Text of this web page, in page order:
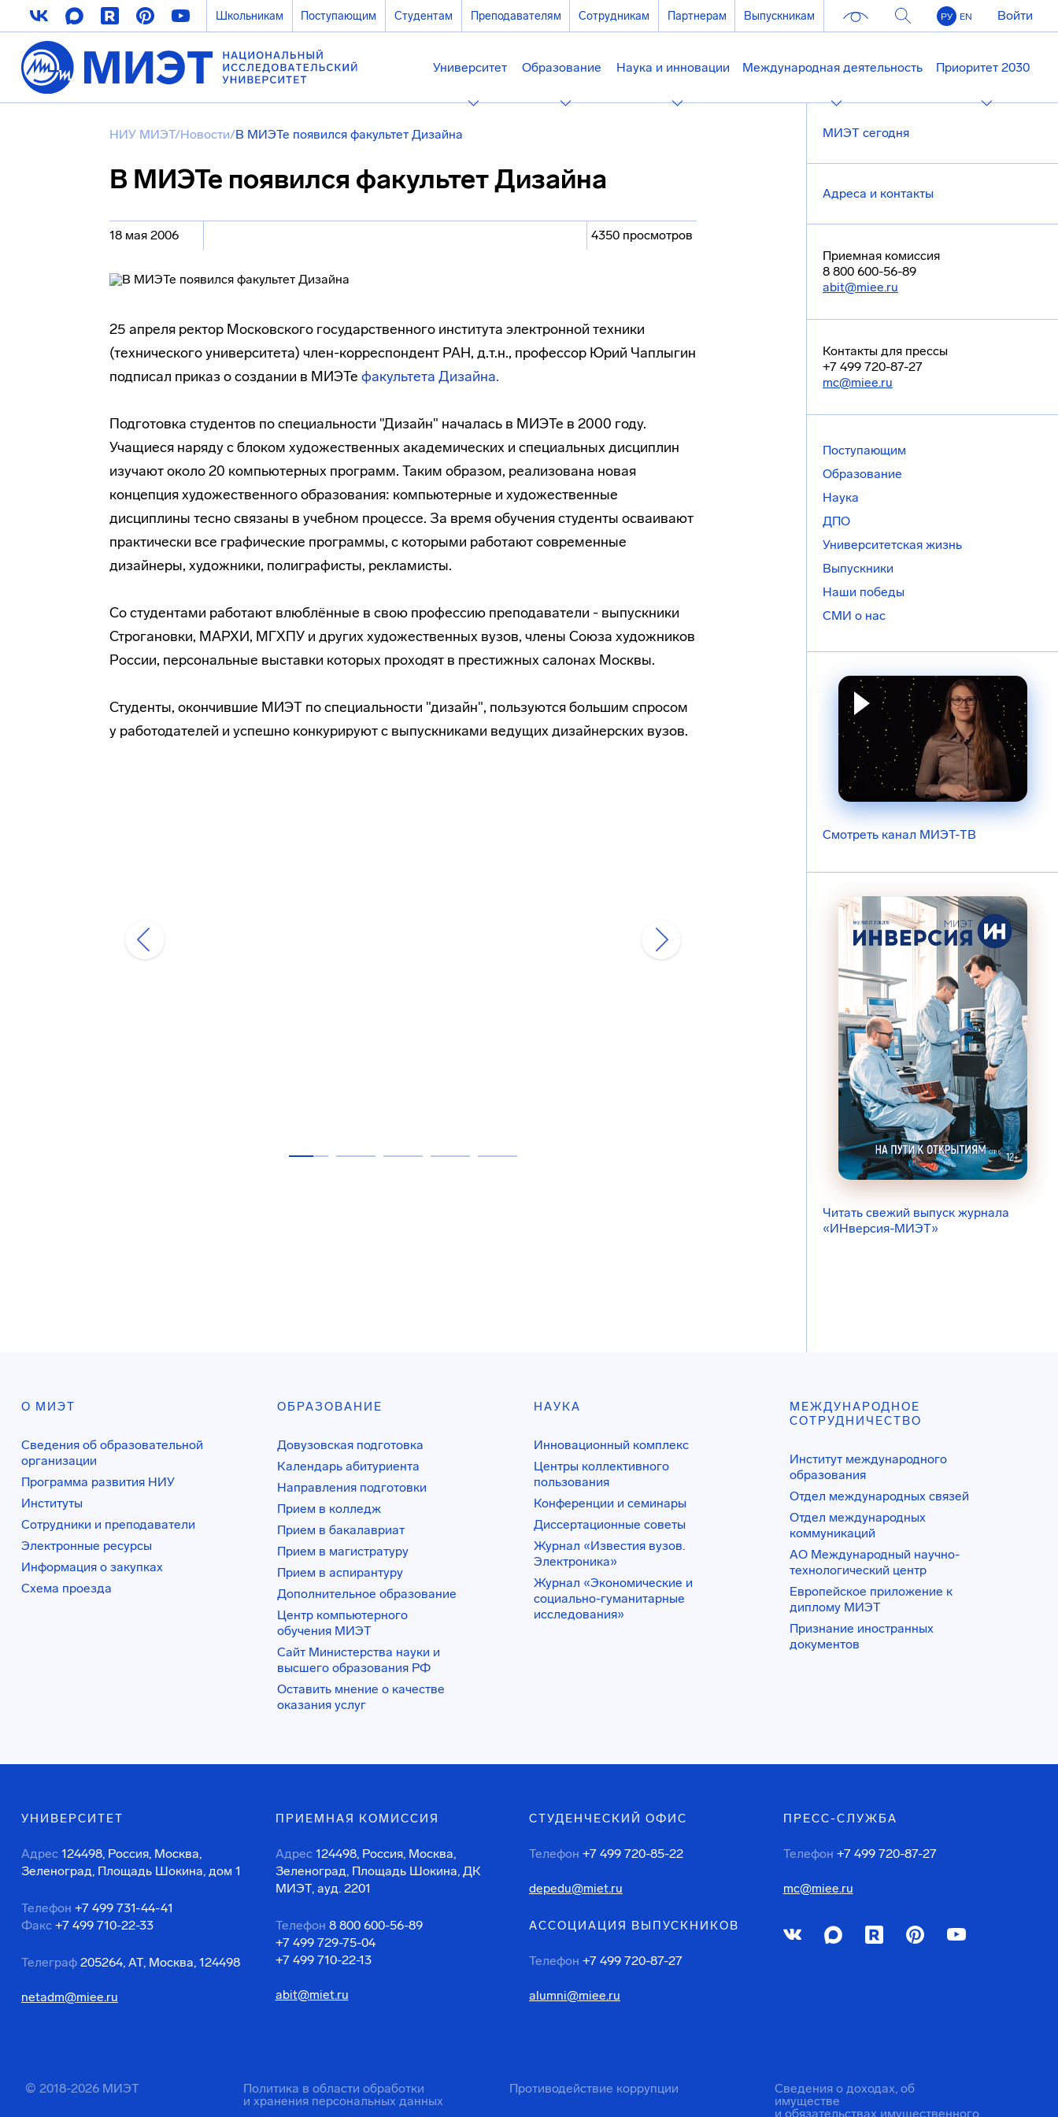
Школьникам Поступающим Студентам Преподавателям Сотрудникам Партнерам Выпускникам РУ EN Войти
Университет Образование Наука и инновации Международная деятельность Приоритет 2030
НИУ МИЭТ/Новости/В МИЭТе появился факультет Дизайна
В МИЭТе появился факультет Дизайна
18 мая 2006 4350 просмотров
25 апреля ректор Московского государственного института электронной техники
(технического университета) член-корреспондент РАН, д.т.н., профессор Юрий Чаплыгин
подписал приказ о создании в МИЭТе факультета Дизайна.
Подготовка студентов по специальности "Дизайн" началась в МИЭТе в 2000 году.
Учащиеся наряду с блоком художественных академических и специальных дисциплин
изучают около 20 компьютерных программ. Таким образом, реализована новая
концепция художественного образования: компьютерные и художественные
дисциплины тесно связаны в учебном процессе. За время обучения студенты осваивают
практически все графические программы, с которыми работают современные
дизайнеры, художники, полиграфисты, рекламисты.
Со студентами работают влюблённые в свою профессию преподаватели - выпускники
Строгановки, МАРХИ, МГХПУ и других художественных вузов, члены Союза художников
России, персональные выставки которых проходят в престижных салонах Москвы.
Студенты, окончившие МИЭТ по специальности "дизайн", пользуются большим спросом
у работодателей и успешно конкурируют с выпускниками ведущих дизайнерских вузов.
МИЭТ сегодня
Адреса и контакты
Приемная комиссия
8 800 600-56-89
abit@miee.ru
Контакты для прессы
+7 499 720-87-27
mc@miee.ru
Поступающим
Образование
Наука
ДПО
Университетская жизнь
Выпускники
Наши победы
СМИ о нас
Смотреть канал МИЭТ-ТВ
Читать свежий выпуск журнала
«ИНверсия-МИЭТ»
О МИЭТ
Сведения об образовательной
организации
Программа развития НИУ
Институты
Сотрудники и преподаватели
Электронные ресурсы
Информация о закупках
Схема проезда
ОБРАЗОВАНИЕ
Довузовская подготовка
Календарь абитуриента
Направления подготовки
Прием в колледж
Прием в бакалавриат
Прием в магистратуру
Прием в аспирантуру
Дополнительное образование
Центр компьютерного
обучения МИЭТ
Сайт Министерства науки и
высшего образования РФ
Оставить мнение о качестве
оказания услуг
НАУКА
Инновационный комплекс
Центры коллективного
пользования
Конференции и семинары
Диссертационные советы
Журнал «Известия вузов.
Электроника»
Журнал «Экономические и
социально-гуманитарные
исследования»
МЕЖДУНАРОДНОЕ
СОТРУДНИЧЕСТВО
Институт международного
образования
Отдел международных связей
Отдел международных
коммуникаций
АО Международный научно-
технологический центр
Европейское приложение к
диплому МИЭТ
Признание иностранных
документов
УНИВЕРСИТЕТ
Адрес 124498, Россия, Москва,
Зеленоград, Площадь Шокина, дом 1
Телефон +7 499 731-44-41
Факс +7 499 710-22-33
Телеграф 205264, АТ, Москва, 124498
netadm@miee.ru
ПРИЕМНАЯ КОМИССИЯ
Адрес 124498, Россия, Москва,
Зеленоград, Площадь Шокина, ДК
МИЭТ, ауд. 2201
Телефон 8 800 600-56-89
+7 499 729-75-04
+7 499 710-22-13
abit@miet.ru
СТУДЕНЧЕСКИЙ ОФИС
Телефон +7 499 720-85-22
depedu@miet.ru
АССОЦИАЦИЯ ВЫПУСКНИКОВ
Телефон +7 499 720-87-27
alumni@miee.ru
ПРЕСС-СЛУЖБА
Телефон +7 499 720-87-27
mc@miee.ru
© 2018-2026 МИЭТ
Политика в области обработки
и хранения персональных данных
Противодействие коррупции
Сведения о доходах, об
имуществе
и обязательствах имущественного